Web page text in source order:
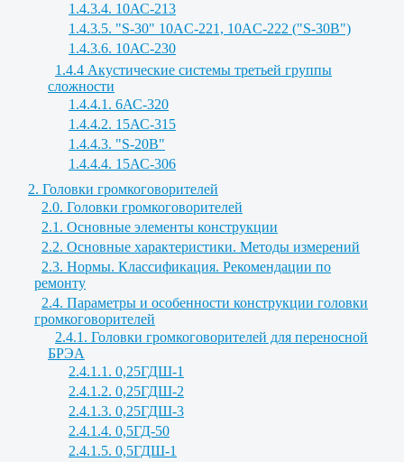
1.4.3.4. 10АС-213
1.4.3.5. "S-30" 10AC-221, 10AC-222 ("S-30B")
1.4.3.6. 10АС-230
1.4.4 Акустические системы третьей группы
сложности
1.4.4.1. 6АС-320
1.4.4.2. 15АС-315
1.4.4.3. "S-20B"
1.4.4.4. 15АС-306
2. Головки громкоговорителей
2.0. Головки громкоговорителей
2.1. Основные элементы конструкции
2.2. Основные характеристики. Методы измерений
2.3. Нормы. Классификация. Рекомендации по
ремонту
2.4. Параметры и особенности конструкции головки
громкоговорителей
2.4.1. Головки громкоговорителей для переносной
БРЭА
2.4.1.1. 0,25ГДШ-1
2.4.1.2. 0,25ГДШ-2
2.4.1.3. 0,25ГДШ-3
2.4.1.4. 0,5ГД-50
2.4.1.5. 0,5ГДШ-1